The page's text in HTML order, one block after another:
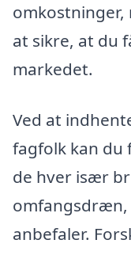
at sikre, at du
markedet.
Ved at
fagfolk kan du
de hver især
omfangsdræn,
anbefaler.